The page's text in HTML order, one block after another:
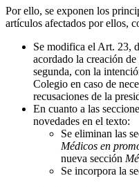
Por ello, se exponen los
artículos afectados por ellos,
Se modifica el Art. 23,
acordado la creación
segunda, con la
Colegio en caso de
recusaciones de la
En cuanto a las
novedades en el texto:
Se eliminan las
Médicos en
nueva sección
Se incorpora la